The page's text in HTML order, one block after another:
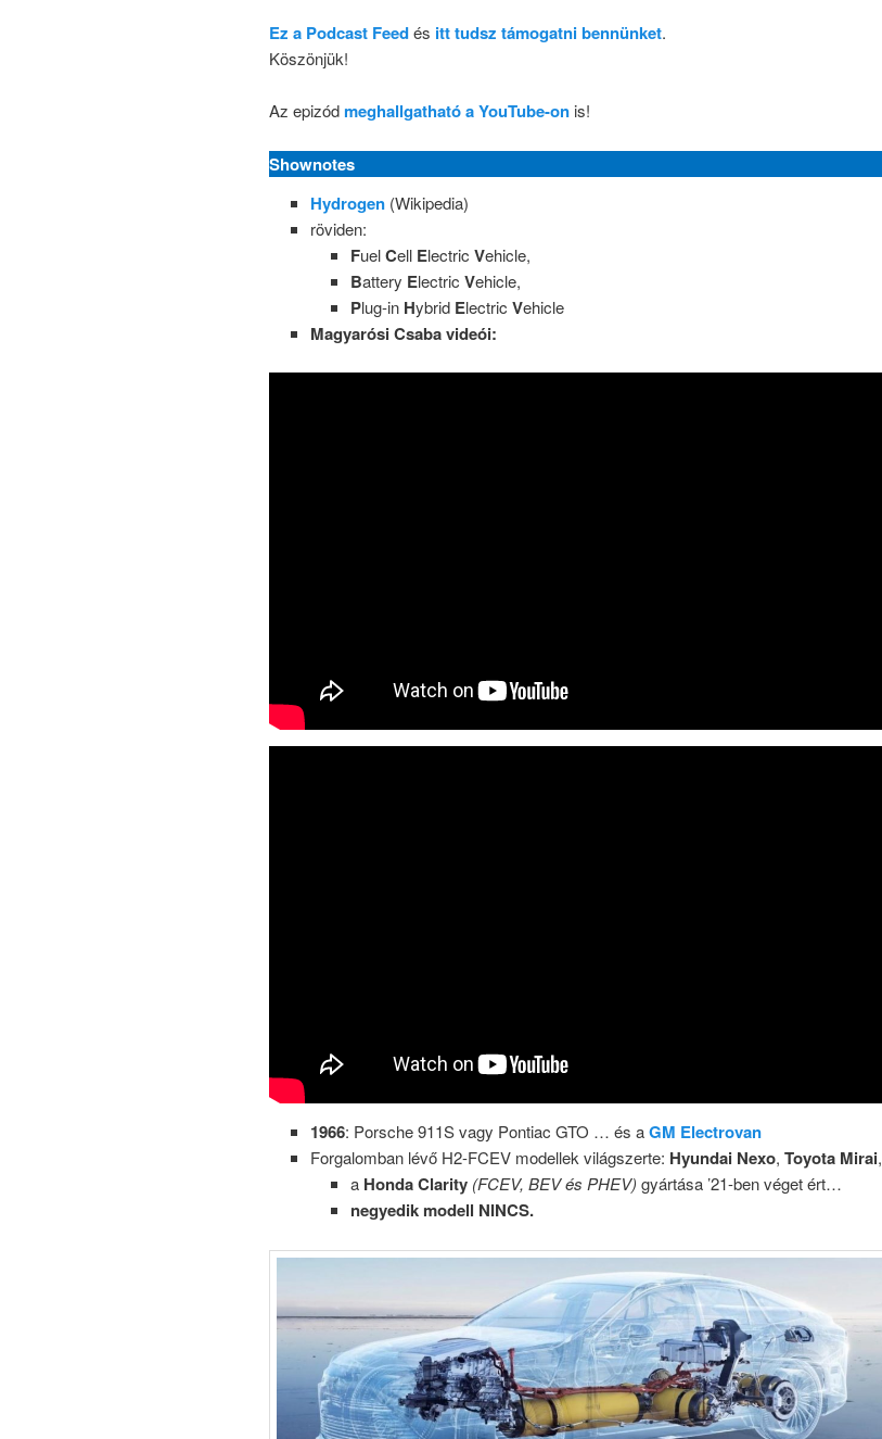
Ez a Podcast Feedés itt tudsz támogatni bennünket.
Köszönjük!
Az epizódmeghallgatható a YouTube-on is!
Shownotes
Hydrogen(Wikipedia)
röviden:
FuelCell Electric Vehicle,
Battery Electric Vehicle,
Plug-in Hybrid Electric Vehicle
Magyarósi Csaba videói:
1966: Porsche 911S vagy Pontiac GTO … és aGM Electrovan
Forgalomban lévő H2-FCEV modellek világszerte: Hyundai Nexo, Toyota Mirai,
a Honda Clarity (FCEV, BEV és PHEV) gyártása ’21-ben véget ért…
negyedik modell NINCS.